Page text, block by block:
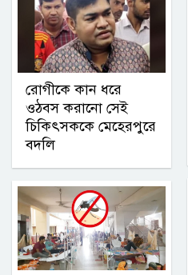
রোগীকে কান ধরে
ওঠবস করানো সেই
চিকিৎসককে মেহেরপুরে
বদলি